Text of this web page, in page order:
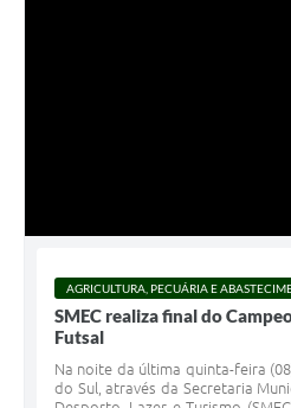
AGRICULTURA, PECUÁRIA E
SMEC realiza final do
Futsal
Na noite da última quinta-feira
do Sul, através da Secretaria